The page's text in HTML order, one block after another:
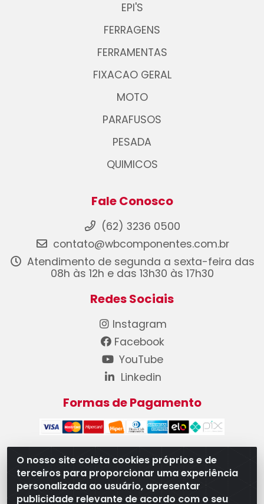
O nosso site coleta cookies próprios e de
terceiros para proporcionar uma experiência
personalizada ao usuário, apresentar
publicidade relevante de acordo com o seu
EPI'S
FERRAGENS
FERRAMENTAS
FIXACAO GERAL
MOTO
PARAFUSOS
PESADA
QUIMICOS
Fale Conosco
(62) 3236 0500
contato@wbcomponentes.com.br
Atendimento de segunda a sexta-feira das
08h às 12h e das 13h30 às 17h30
Redes Sociais
Instagram
Facebook
YouTube
Linkedin
Formas de Pagamento
WB Componentes Automotivos LTDA - CNPJ
08.528.393/0001-12 - Rua do Níquel, 667 - Parque
Oeste Industrial, Goiânia/GO - CEP 74375-660